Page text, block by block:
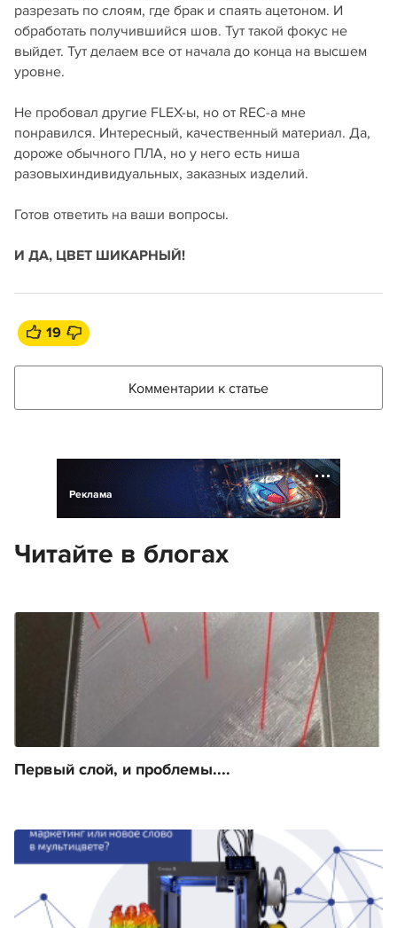
разрезать по слоям, где брак и спаять ацетоном. И
обработать получившийся шов. Тут такой фокус не
выйдет. Тут делаем все от начала до конца на высшем
уровне.
Не пробовал другие FLEX-ы, но от REC-а мне
понравился. Интересный, качественный материал. Да,
дороже обычного ПЛА, но у него есть ниша
разовыхиндивидуальных, заказных изделий.
Готов ответить на ваши вопросы.
И ДА, ЦВЕТ ШИКАРНЫЙ!
19
Комментарии к статье
Реклама
Читайте в блогах
Первый слой, и проблемы....